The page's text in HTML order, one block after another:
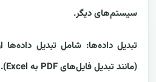
سیستم‌های دیگر.
تبدیل داده‌ها: شامل تبدیل
(مانند تبدیل فایل‌های PDF به Excel).